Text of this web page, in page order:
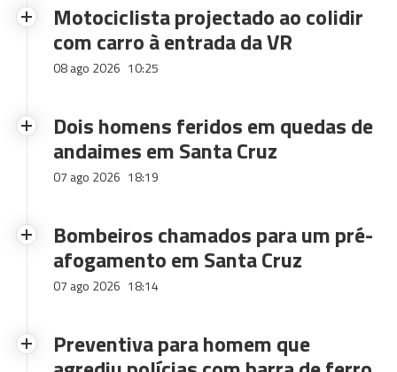
Motociclista projectado ao colidir
com carro à entrada da VR
08 ago 2026 10:25
Dois homens feridos em quedas de
andaimes em Santa Cruz
07 ago 2026 18:19
Bombeiros chamados para um pré-
afogamento em Santa Cruz
07 ago 2026 18:14
Preventiva para homem que